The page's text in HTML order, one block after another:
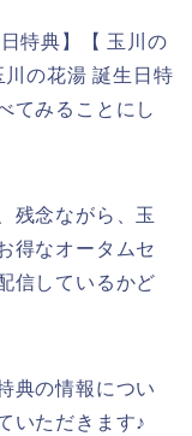
特典】【 玉川の
の花湯 誕生日特
てみることにし
残念ながら、玉
得なオータムセ
信しているかど
典の情報につい
いただきます♪